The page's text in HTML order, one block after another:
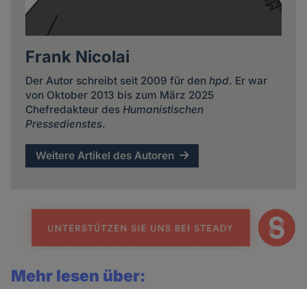
Frank Nicolai
Der Autor schreibt seit 2009 für den hpd. Er war
von Oktober 2013 bis zum März 2025
Chefredakteur des Humanistischen
Pressedienstes.
Weitere Artikel des Autoren
Mehr lesen über: